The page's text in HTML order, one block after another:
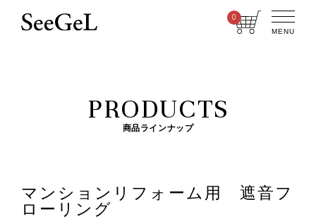
0
MENU
PRODUCTS
商品ラインナップ
マンションリフォーム用 遮音フ
ローリング